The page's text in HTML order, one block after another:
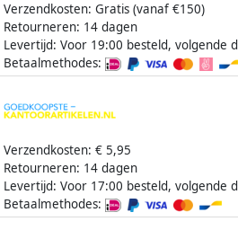
Verzendkosten: Gratis (vanaf €150)
Retourneren: 14 dagen
Levertijd: Voor 19:00 besteld, volgende
Betaalmethodes:
Verzendkosten: € 5,95
Retourneren: 14 dagen
Levertijd: Voor 17:00 besteld, volgende
Betaalmethodes: